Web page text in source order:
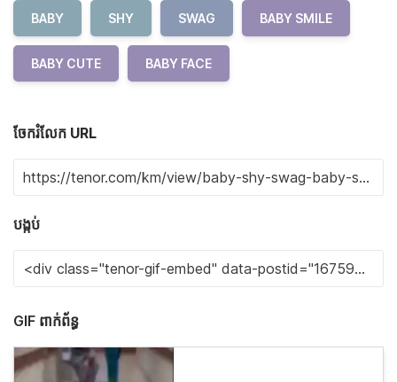
BABY SHY SWAG BABY SMILE
BABY CUTE BABY FACE
ចែករំលែក URL
បង្កប់
GIF ពាក់ព័ន្ធ